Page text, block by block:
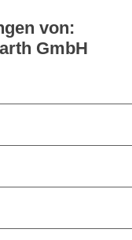
von:
GmbH